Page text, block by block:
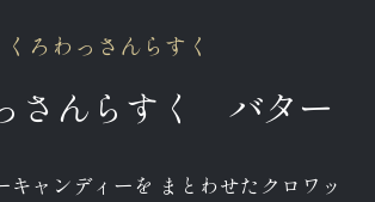
くろわっさんらすく
さんらすく バター
キャンディーを まとわせたクロワッ